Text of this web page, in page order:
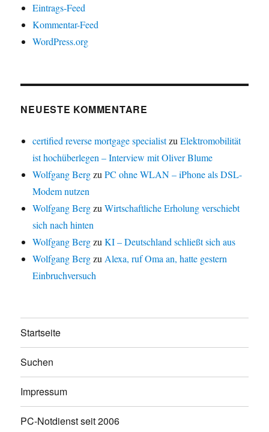
Eintrags-Feed
Kommentar-Feed
WordPress.org
NEUESTE KOMMENTARE
certified reverse mortgage specialistzuElektromobilität
ist hochüberlegen – Interview mit Oliver Blume
Wolfgang BergzuPC ohne WLAN – iPhone als DSL-
Modem nutzen
Wolfgang BergzuWirtschaftliche Erholung verschiebt
sich nach hinten
Wolfgang BergzuKI – Deutschland schließt sich aus
Wolfgang Bergzu Alexa, ruf Oma an, hatte gestern
Einbruchversuch
Startseite
Suchen
Impressum
PC-Notdienst seit 2006